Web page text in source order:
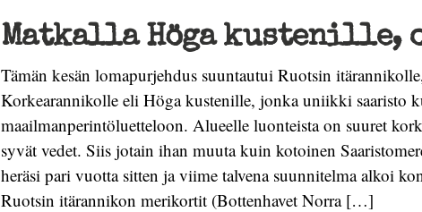
Matkalla Höga kustenille,
Tämän kesän lomapurjehdus suuntautui Ruotsin
Korkearannikolle eli Höga kustenille, jonka uniikki saaristo
maailmanperintöluetteloon. Alueelle luonteista on suuret
syvät vedet. Siis jotain ihan muuta kuin kotoinen
heräsi pari vuotta sitten ja viime talvena suunnitelma alkoi
Ruotsin itärannikon merikortit (Bottenhavet Norra […]